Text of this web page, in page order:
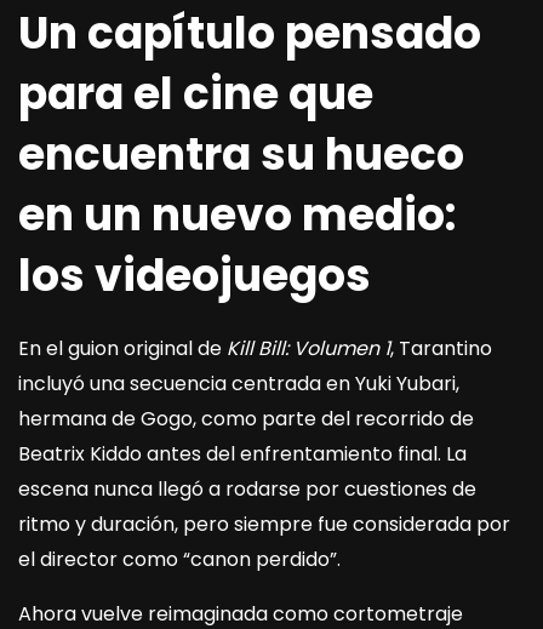
Un capítulo pensado
para el cine que
encuentra su hueco
en un nuevo medio:
los videojuegos
En el guion original de Kill Bill: Volumen 1, Tarantino
incluyó una secuencia centrada en Yuki Yubari,
hermana de Gogo, como parte del recorrido de
Beatrix Kiddo antes del enfrentamiento final. La
escena nunca llegó a rodarse por cuestiones de
ritmo y duración, pero siempre fue considerada por
el director como “canon perdido”.
Ahora vuelve reimaginada como cortometraje